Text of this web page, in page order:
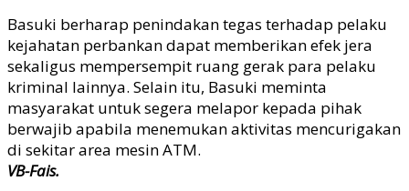
Basuki berharap penindakan tegas terhadap pelaku
kejahatan perbankan dapat memberikan efek jera
sekaligus mempersempit ruang gerak para pelaku
kriminal lainnya. Selain itu, Basuki meminta
masyarakat untuk segera melapor kepada pihak
berwajib apabila menemukan aktivitas mencurigakan
di sekitar area mesin ATM.
VB-Fais.